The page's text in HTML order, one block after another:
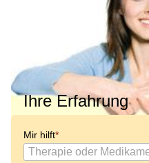
Ihre Erfahrung
Mir hilft